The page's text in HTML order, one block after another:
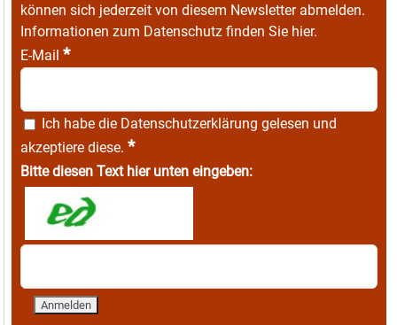
können sich jederzeit von diesem Newsletter abmelden.
Informationen zum Datenschutz finden Sie hier.
E-Mail *
Ich habe die Datenschutzerklärung gelesen und
akzeptiere diese. *
Bitte diesen Text hier unten eingeben: